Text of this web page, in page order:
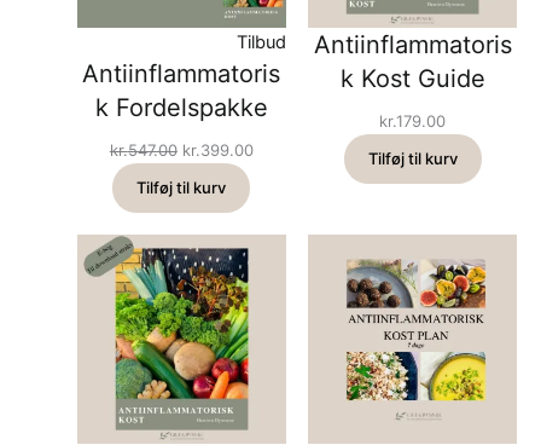
TilbudVare
Antiinflammatoris
k Fordelspakke
kr.547.00 Den
oprindelige
pris
kr.547.00.
kr.399.00Den
Tilføj til kurv
Antiinflammatoris
k Kost Guide
kr.179.00
Tilføj til kurv